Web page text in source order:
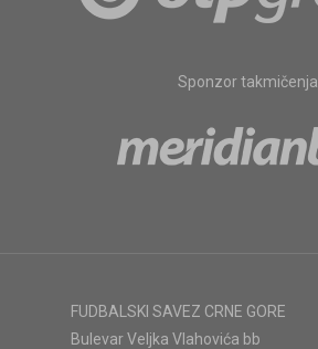
Sponzor takmičenja
FUDBALSKI SAVEZ CRNE GORE
Bulevar Veljka Vlahovića bb